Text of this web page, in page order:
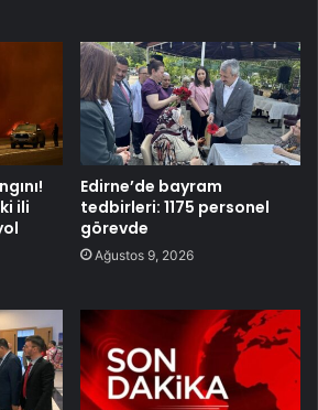
ili
Edirne’de bayram
tedbirleri: 1175 personel
görevde
Ağustos 9, 2026